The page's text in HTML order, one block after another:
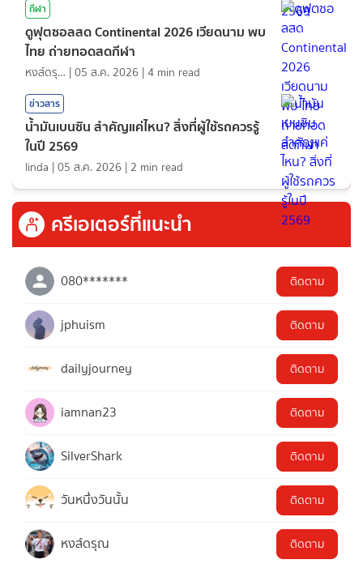
กีฬา
ดูฟุตซอลสด Continental 2026 เวียดนาม พบ
ไทย ถ่ายทอดสดกีฬา
หงส์ดรุณ |05 ส.ค. 2026 |4 min read
ข่าวสาร
น้ำมันเบนซิน สำคัญแค่ไหน? สิ่งที่ผู้ใช้รถควรรู้
ในปี 2569
linda |05 ส.ค. 2026 | 2 min read
ครีเอเตอร์ที่แนะนำ
080******* ติดตาม
jphuism ติดตาม
dailyjourney ติดตาม
iamnan23 ติดตาม
SilverShark ติดตาม
วันหนึ่งวันนั้น ติดตาม
หงส์ดรุณ ติดตาม